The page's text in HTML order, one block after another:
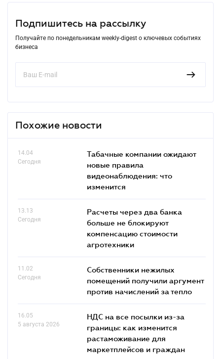
Подпишитесь на рассылку
Получайте по понедельникам weekly-digest о ключевых событиях
бизнеса
Похожие новости
14.04
Сегодня
Табачные компании ожидают
новые правила
видеонаблюдения: что
изменится
13.13
Сегодня
Расчеты через два банка
больше не блокируют
компенсацию стоимости
агротехники
11.02
Сегодня
Собственники нежилых
помещений получили аргумент
против начислений за тепло
16.05
5 августа 2026
НДС на все посылки из-за
границы: как изменится
растаможивание для
маркетплейсов и граждан